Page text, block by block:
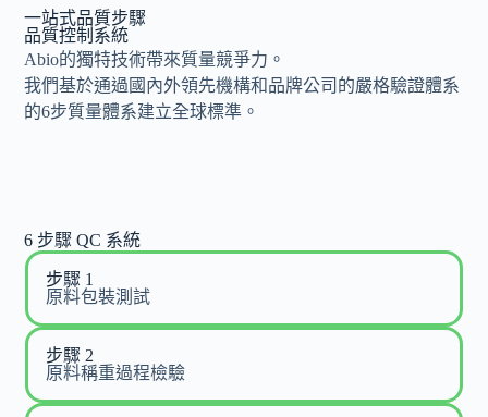
一站式品質步驟
品質控制系統
Abio的獨特技術帶來質量競爭力。
我們基於通過國內外領先機構和品牌公司的嚴格驗證體系
的6步質量體系建立全球標準。
6 步驟 QC 系統
步驟 1
原料包裝測試
步驟 2
原料稱重過程檢驗